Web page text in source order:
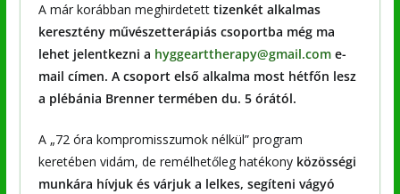
A már korábban meghirdetetttizenkét alkalmas
keresztény művészetterápiás csoportba még ma
lehet jelentkezni a hyggearttherapy@gmail.come-
mail címen. A csoport első alkalma most hétfőn lesz
a plébánia Brenner termében du. 5 órától.
A „72 óra kompromisszumok nélkül” program
keretében vidám, de remélhetőleg hatékony közösségi
munkára hívjuk és várjuk a lelkes, segíteni vágyó